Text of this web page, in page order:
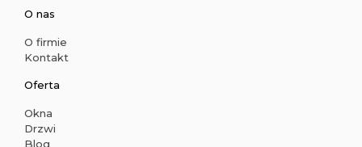
O nas
O firmie
Kontakt
Oferta
Okna
Drzwi
Blog